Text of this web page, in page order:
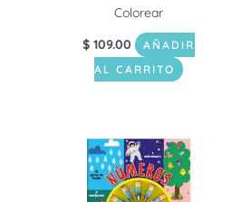
Colorear
$ 109.00
AÑADIR
AL CARRITO